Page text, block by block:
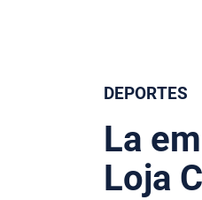
DEPORTES
La
Loja